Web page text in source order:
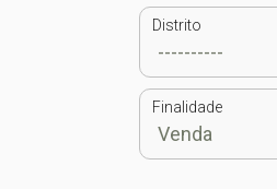
Distrito
Finalidade